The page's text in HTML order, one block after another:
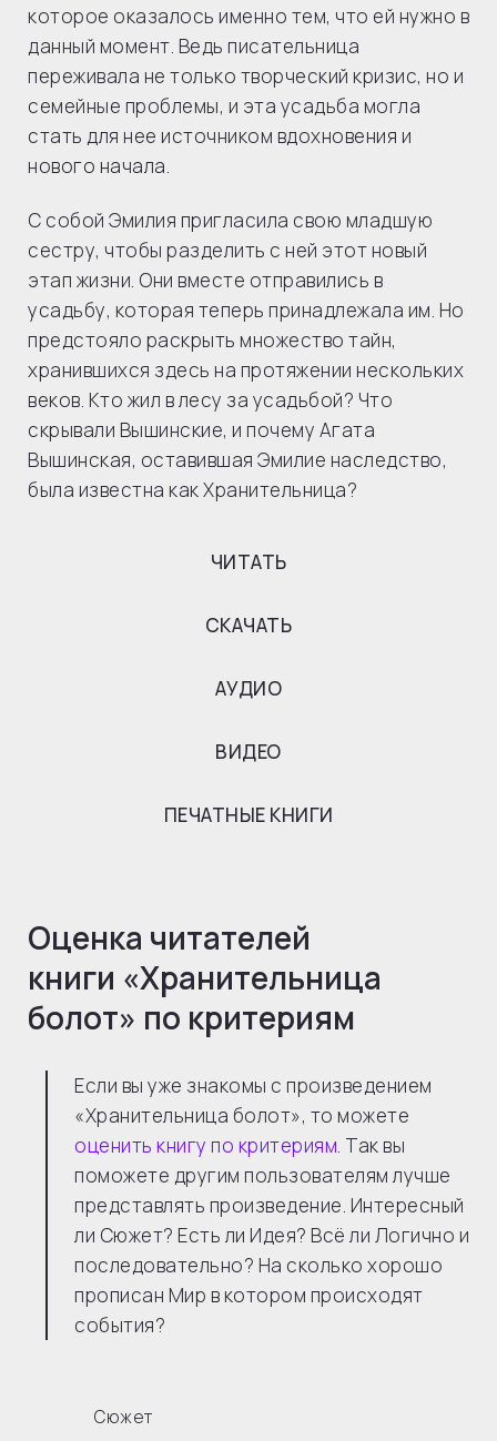
которое оказалось именно тем, что ей нужно в
данный момент. Ведь писательница
переживала не только творческий кризис, но и
семейные проблемы, и эта усадьба могла
стать для нее источником вдохновения и
нового начала.
С собой Эмилия пригласила свою младшую
сестру, чтобы разделить с ней этот новый
этап жизни. Они вместе отправились в
усадьбу, которая теперь принадлежала им. Но
предстояло раскрыть множество тайн,
хранившихся здесь на протяжении нескольких
веков. Кто жил в лесу за усадьбой? Что
скрывали Вышинские, и почему Агата
Вышинская, оставившая Эмилие наследство,
была известна как Хранительница?
ЧИТАТЬ
СКАЧАТЬ
АУДИО
ВИДЕО
ПЕЧАТНЫЕ КНИГИ
Оценка читателей
книги «Хранительница
болот» по критериям
Сюжет
Если вы уже знакомы с произведением
«Хранительница болот», то можете
оценить книгу по критериям. Так вы
поможете другим пользователям лучше
представлять произведение. Интересный
ли Сюжет? Есть ли Идея? Всё ли Логично и
последовательно? На сколько хорошо
прописан Мир в котором происходят
события?